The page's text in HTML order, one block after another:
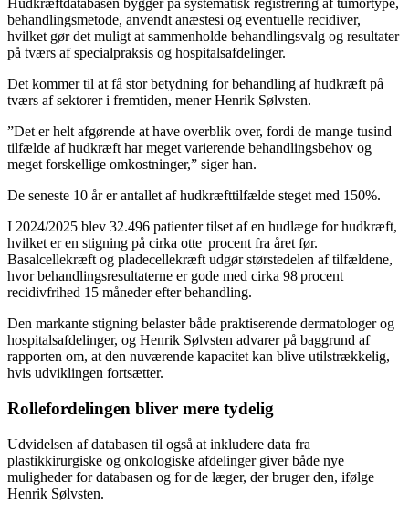
Hudkræftdatabasen bygger på systematisk registrering af tumortype,
behandlingsmetode, anvendt anæstesi og eventuelle recidiver,
hvilket gør det muligt at sammenholde behandlingsvalg og resultater
på tværs af specialpraksis og hospitalsafdelinger.
Det kommer til at få stor betydning for behandling af hudkræft på
tværs af sektorer i fremtiden, mener Henrik Sølvsten.
”Det er helt afgørende at have overblik over, fordi de mange tusind
tilfælde af hudkræft har meget varierende behandlingsbehov og
meget forskellige omkostninger,” siger han.
De seneste 10 år er antallet af hudkræfttilfælde steget med 150%.
I 2024/2025 blev 32.496 patienter tilset af en hudlæge for hudkræft,
hvilket er en stigning på cirka otte procent fra året før.
Basalcellekræft og pladecellekræft udgør størstedelen af tilfældene,
hvor behandlingsresultaterne er gode med cirka 98 procent
recidivfrihed 15 måneder efter behandling.
Den markante stigning belaster både praktiserende dermatologer og
hospitalsafdelinger, og Henrik Sølvsten advarer på baggrund af
rapporten om, at den nuværende kapacitet kan blive utilstrækkelig,
hvis udviklingen fortsætter.
Rollefordelingen bliver mere tydelig
Udvidelsen af databasen til også at inkludere data fra
plastikkirurgiske og onkologiske afdelinger giver både nye
muligheder for databasen og for de læger, der bruger den, ifølge
Henrik Sølvsten.